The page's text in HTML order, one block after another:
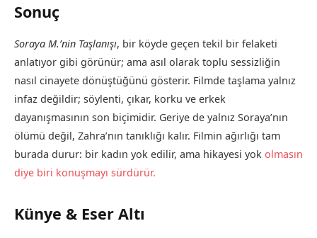
Sonuç
Soraya M.’nin Taşlanışı, bir köyde geçen tekil bir felaketi
anlatıyor gibi görünür; ama asıl olarak toplu sessizliğin
nasıl cinayete dönüştüğünü gösterir. Filmde taşlama yalnız
infaz değildir; söylenti, çıkar, korku ve erkek
dayanışmasının son biçimidir. Geriye de yalnız Soraya’nın
ölümü değil, Zahra’nın tanıklığı kalır. Filmin ağırlığı tam
burada durur: bir kadın yok edilir, ama hikayesi yok olmasın
diye biri konuşmayı sürdürür.
Künye & Eser Altı